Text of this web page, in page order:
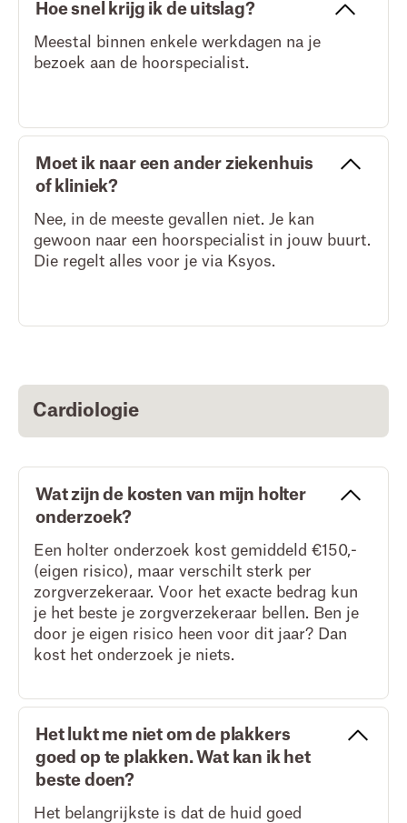
Hoe snel krijg ik de uitslag?
Meestal binnen enkele werkdagen na je
bezoek aan de hoorspecialist.
Moet ik naar een ander ziekenhuis
of kliniek?
Nee, in de meeste gevallen niet. Je kan
gewoon naar een hoorspecialist in jouw buurt.
Die regelt alles voor je via Ksyos.
Cardiologie
Wat zijn de kosten van mijn holter
onderzoek?
Een holter onderzoek kost gemiddeld €150,-
(eigen risico), maar verschilt sterk per
zorgverzekeraar. Voor het exacte bedrag kun
je het beste je zorgverzekeraar bellen. Ben je
door je eigen risico heen voor dit jaar? Dan
kost het onderzoek je niets.
Het lukt me niet om de plakkers
goed op te plakken. Wat kan ik het
beste doen?
Het belangrijkste is dat de huid goed